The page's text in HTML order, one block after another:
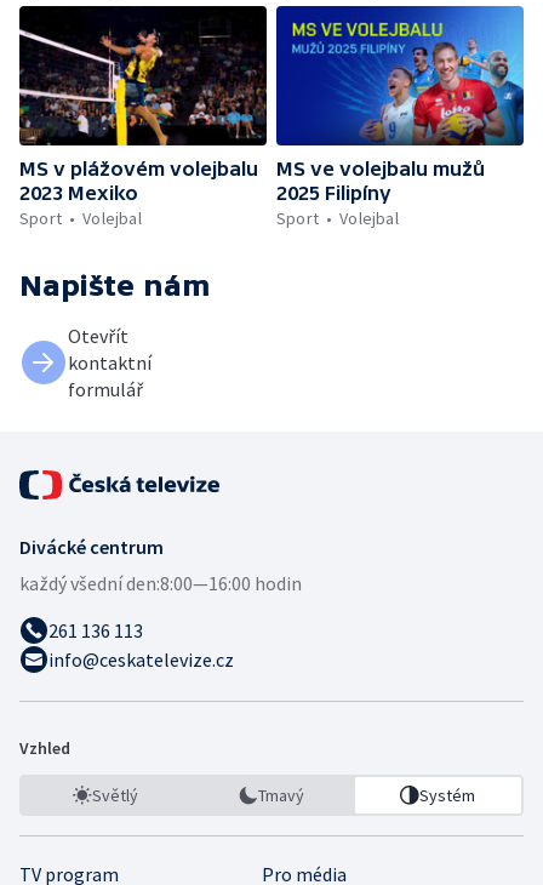
MS v plážovém volejbalu
2023 Mexiko
Sport
Volejbal
MS ve volejbalu mužů
2025 Filipíny
Sport
Volejbal
Napište nám
Otevřít
kontaktní
formulář
Divácké centrum
každý všední den:8:00—16:00 hodin
261 136 113
info@ceskatelevize.cz
Vzhled
Světlý Tmavý Systém
TV program Pro média